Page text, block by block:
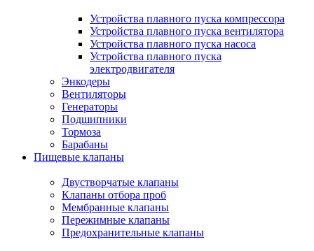
Устройства плавного пуска компрессора
Устройства плавного пуска вентилятора
Устройства плавного пуска насоса
Устройства плавного пуска
электродвигателя
Энкодеры
Вентиляторы
Генераторы
Подшипники
Тормоза
Барабаны
Пищевые клапаны
Двустворчатые клапаны
Клапаны отбора проб
Мембранные клапаны
Пережимные клапаны
Предохранительные клапаны